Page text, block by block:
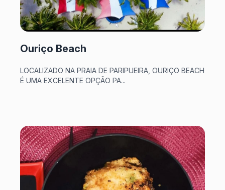
Ouriço Beach
LOCALIZADO NA PRAIA DE PARIPUEIRA, OURIÇO BEACH
É UMA EXCELENTE OPÇÃO PA...